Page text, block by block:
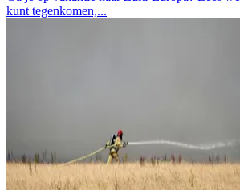
kunt tegenkomen,...